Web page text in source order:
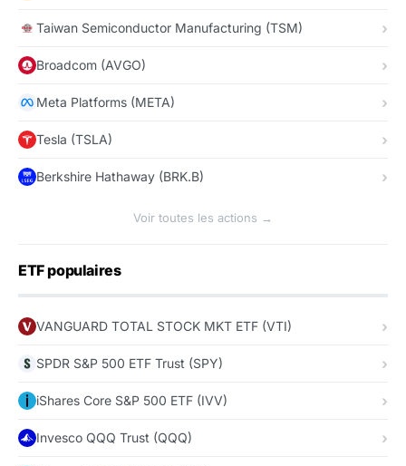
Taiwan Semiconductor Manufacturing (TSM)
Broadcom (AVGO)
Meta Platforms (META)
Tesla (TSLA)
Berkshire Hathaway (BRK.B)
Voir toutes les actions →
ETF populaires
VANGUARD TOTAL STOCK MKT ETF (VTI)
SPDR S&P 500 ETF Trust (SPY)
iShares Core S&P 500 ETF (IVV)
Invesco QQQ Trust (QQQ)